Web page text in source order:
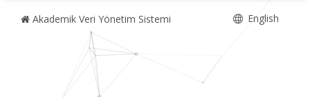
Akademik Veri Yönetim Sistemi English